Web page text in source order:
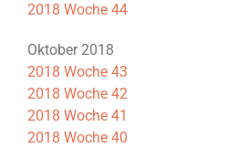
2018 Woche 44
Oktober 2018
2018 Woche 43
2018 Woche 42
2018 Woche 41
2018 Woche 40